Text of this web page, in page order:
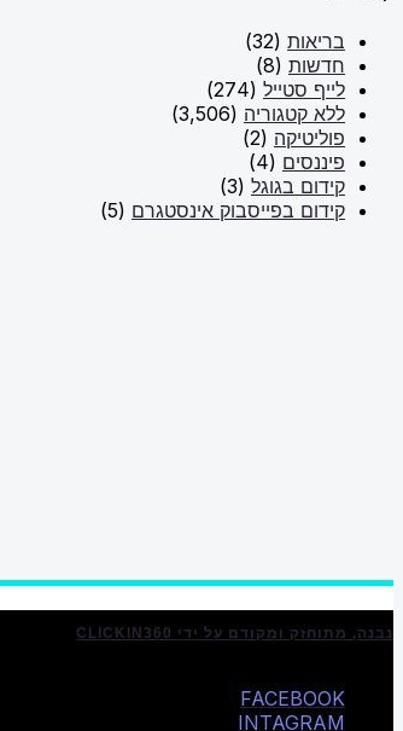
בריאות (32)
חדשות (8)
לייף סטייל (274)
ללא קטגוריה (3,506)
פוליטיקה (2)
פיננסים (4)
קידום בגוגל (3)
קידום בפייסבוק אינסטגרם (5)
נבנה, מתוחזק ומקודם על ידי CLICKIN360
FACEBOOK
INTAGRAM